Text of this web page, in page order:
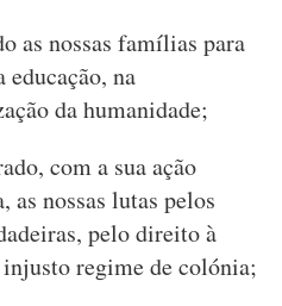
as nossas famílias para
na
da humanidade;
com a sua ação
nossas lutas pelos
pelo direito à
regime de colónia;